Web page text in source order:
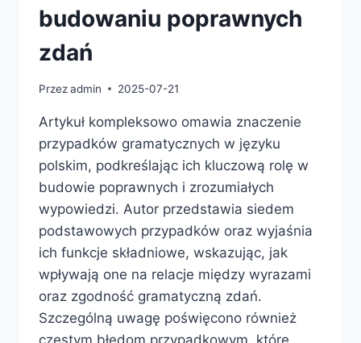
budowaniu poprawnych
zdań
Przezadmin 2025-07-21
Artykuł kompleksowo omawia znaczenie
przypadków gramatycznych w języku
polskim, podkreślając ich kluczową rolę w
budowie poprawnych i zrozumiałych
wypowiedzi. Autor przedstawia siedem
podstawowych przypadków oraz wyjaśnia
ich funkcje składniowe, wskazując, jak
wpływają one na relacje między wyrazami
oraz zgodność gramatyczną zdań.
Szczególną uwagę poświęcono również
częstym błędom przypadkowym, które